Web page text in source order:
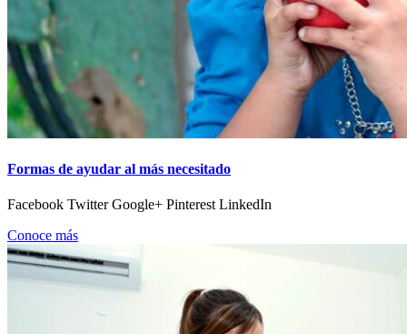
Formas de ayudar al más necesitado
Facebook Twitter Google+ Pinterest LinkedIn
Conoce más